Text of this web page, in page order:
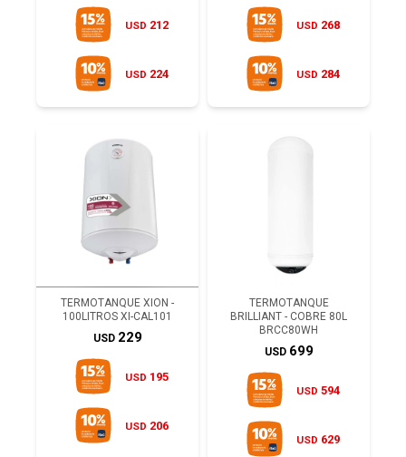
USD 212
USD 224
USD 268
USD 284
TERMOTANQUE XION -
100LITROS XI-CAL101
USD 229
USD 195
USD 206
TERMOTANQUE
BRILLIANT - COBRE 80L
BRCC80WH
USD 699
USD 594
USD 629